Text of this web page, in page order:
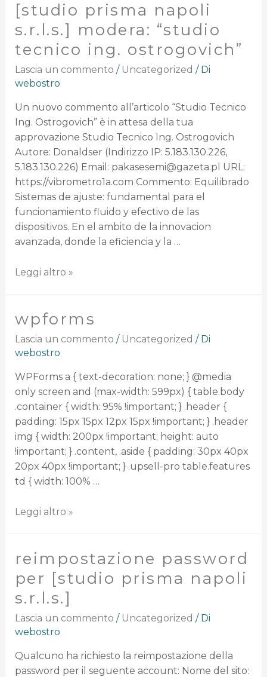
[studio prisma napoli
s.r.l.s.] modera: “studio
tecnico ing. ostrogovich”
Lascia un commento / Uncategorized / Di
webostro
Un nuovo commento all’articolo “Studio Tecnico
Ing. Ostrogovich” è in attesa della tua
approvazione Studio Tecnico Ing. Ostrogovich
Autore: Donaldser (Indirizzo IP: 5.183.130.226,
5.183.130.226) Email: pakasesemi@gazeta.pl URL:
https://vibrometro1a.com Commento: Equilibrado
Sistemas de ajuste: fundamental para el
funcionamiento fluido y efectivo de las
dispositivos. En el ambito de la innovacion
avanzada, donde la eficiencia y la …
Leggi altro »
wpforms
Lascia un commento / Uncategorized / Di
webostro
WPForms a { text-decoration: none; } @media
only screen and (max-width: 599px) { table.body
.container { width: 95% !important; } .header {
padding: 15px 15px 12px 15px !important; } .header
img { width: 200px !important; height: auto
!important; } .content, .aside { padding: 30px 40px
20px 40px !important; } .upsell-pro table.features
td { width: 100% …
Leggi altro »
reimpostazione password
per [studio prisma napoli
s.r.l.s.]
Lascia un commento / Uncategorized / Di
webostro
Qualcuno ha richiesto la reimpostazione della
password per il seguente account: Nome del sito: